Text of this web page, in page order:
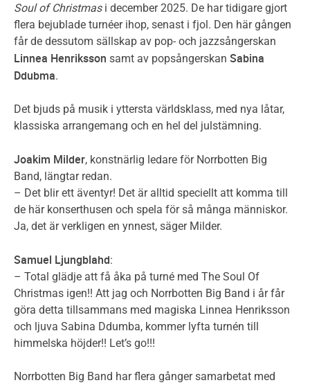
Soul of Christmasi december 2025. De har tidigare gjort
flera bejublade turnéer ihop, senast i fjol. Den här gången
får de dessutom sällskap av pop- och jazzsångerskan
Linnea Henriksson samt av popsångerskan Sabina
Ddubma.
Det bjuds på musik i yttersta världsklass, med nya låtar,
klassiska arrangemang och en hel del julstämning.
Joakim Milder, konstnärlig ledare för Norrbotten Big
Band, längtar redan.
– Det blir ett äventyr! Det är alltid speciellt att komma till
de här konserthusen och spela för så många människor.
Ja, det är verkligen en ynnest, säger Milder.
Samuel Ljungblahd:
– Total glädje att få åka på turné med The Soul Of
Christmas igen!! Att jag och Norrbotten Big Band i år får
göra detta tillsammans med magiska Linnea Henriksson
och ljuva Sabina Ddumba, kommer lyfta turnén till
himmelska höjder!! Let’s go!!!
Norrbotten Big Band har flera gånger samarbetat med